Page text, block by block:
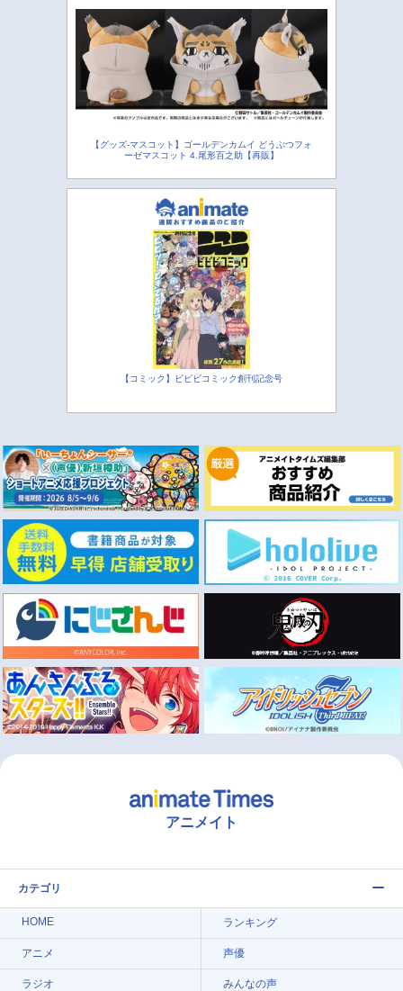
【グッズ-マスコット】ゴールデンカムイ どうぶつフォ
ーゼマスコット 4.尾形百之助【再販】
【コミック】ビビビコミック創刊記念号
アニメイト
カテゴリ
HOME ランキング
アニメ 声優
ラジオ みんなの声